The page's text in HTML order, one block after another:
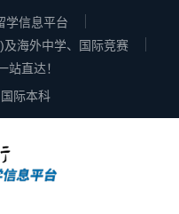
学信息平台
海外中学、国际竞赛
站直达！
国际本科